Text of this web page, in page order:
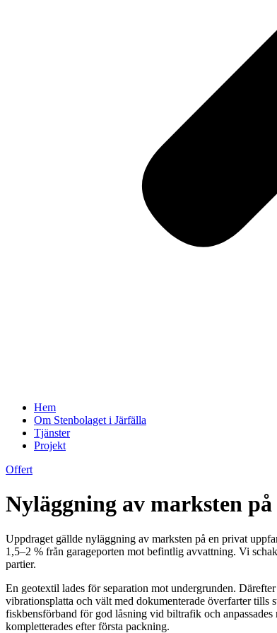
Hem
Om Stenbolaget i Järfälla
Tjänster
Projekt
Offert
Nyläggning av marksten
Uppdraget gällde nyläggning av marksten på en privat
1,5–2 % från garageporten mot befintlig avvattning. Vi
partier.
En geotextil lades för separation mot undergrunden.
vibrationsplatta och vält med dokumenterade överfarter tills
fiskbensförband för god låsning vid biltrafik och
kompletterades efter första packning.